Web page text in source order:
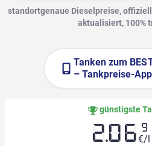
standortgenaue Dieselpreise,
aktualisiert, 100%
Tanken zum
– Tankpreise-
günstigste
2.06 9
€/l